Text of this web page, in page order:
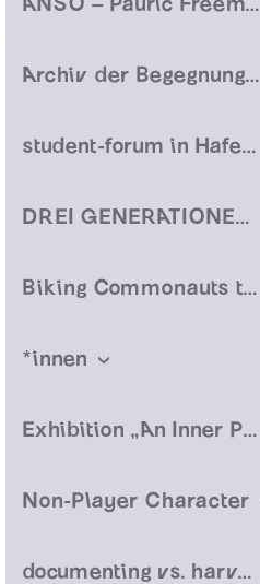
Archiv der Begegnungen // Archive of Encounters
student-forum in Hafen 76
DREI GENERATIONEN AUSSTELLUNG
Biking Commonauts travel the Rhizome
*innen
Exhibition „An Inner Place“ – Jan-Hendrik Pelz
Non-Player Character
documenting vs. harvesting